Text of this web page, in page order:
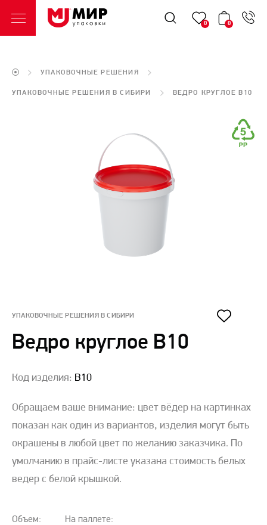
0 0
УПАКОВОЧНЫЕ РЕШЕНИЯ
УПАКОВОЧНЫЕ РЕШЕНИЯ В CИБИРИ ВЕДРО КРУГЛОЕ B10
УПАКОВОЧНЫЕ РЕШЕНИЯ В CИБИРИ
Ведро круглое B10
Код изделия: B10
Обращаем ваше внимание: цвет вёдер на картинках
показан как один из вариантов, изделия могут быть
окрашены в любой цвет по желанию заказчика. По
умолчанию в прайс-листе указана стоимость белых
ведер с белой крышкой.
Объем: На паллете: